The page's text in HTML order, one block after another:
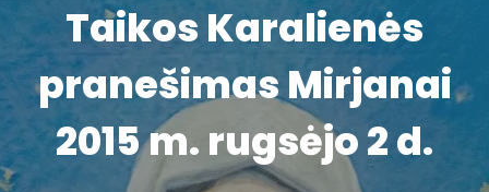
Taikos Karalienės
pranešimas Mirjanai
2015 m. rugsėjo 2 d.